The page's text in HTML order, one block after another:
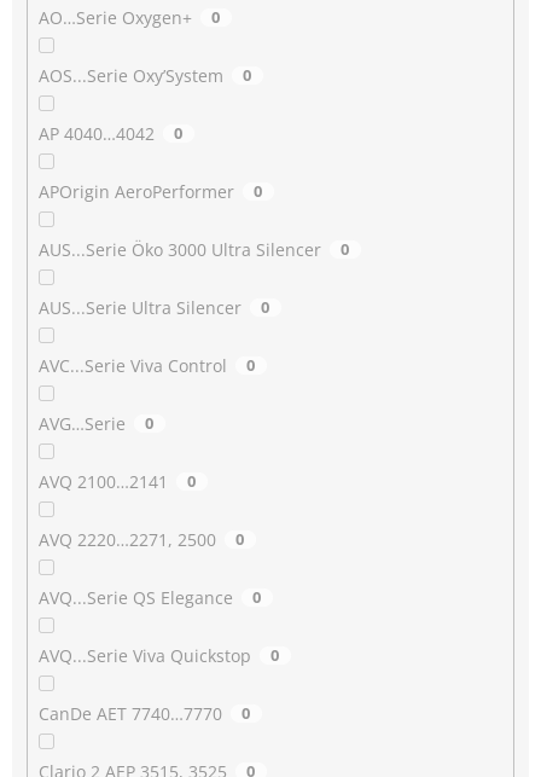
AO…Serie Oxygen+ 0
AOS...Serie Oxy’System 0
AP 4040…4042 0
APOrigin AeroPerformer 0
AUS...Serie Öko 3000 Ultra Silencer 0
AUS...Serie Ultra Silencer 0
AVC...Serie Viva Control 0
AVG…Serie 0
AVQ 2100…2141 0
AVQ 2220…2271, 2500 0
AVQ...Serie QS Elegance 0
AVQ...Serie Viva Quickstop 0
CanDe AET 7740…7770 0
Clario 2 AEP 3515, 3525 0